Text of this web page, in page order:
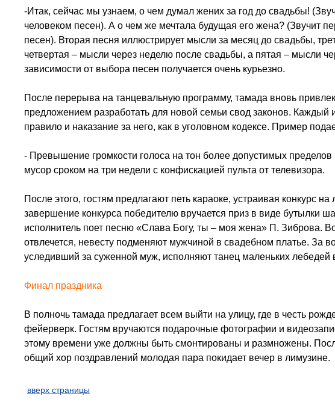
-Итак, сейчас мы узнаем, о чем думал жених за год до свадьбы!
человеком песен). А о чем же мечтала будущая его жена? (Звучит
песен). Вторая песня иллюстрирует мысли за месяц до свадьбы,
четвертая – мысли через неделю после свадьбы, а пятая – мысли
зависимости от выбора песен получается очень курьезно.
После перерыва на танцевальную программу, тамада вновь
предложением разработать для новой семьи свод законов. Каждый
правило и наказание за него, как в уголовном кодексе. Пример
- Превышение громкости голоса на тон более допустимых
мусор сроком на три недели с конфискацией пульта от телевизора.
После этого, гостям предлагают петь караоке, устраивая конкурс
завершение конкурса победителю вручается приз в виде бутылки
исполнитель поет песню «Слава Богу, ты – моя жена» П. Зиброва.
отвлечется, невесту подменяют мужчиной в свадебном платье. За
уследивший за суженной муж, исполняют танец маленьких лебедей
Финал праздника
В полночь тамада предлагает всем выйти на улицу, где в честь
фейерверк. Гостям вручаются подарочные фотографии и
этому времени уже должны быть смонтированы и размножены.
общий хор поздравлений молодая пара покидает вечер в лимузине.
вверх страницы